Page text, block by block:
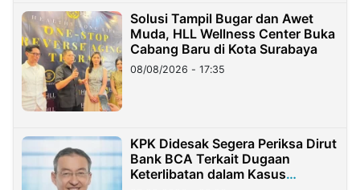
Solusi Tampil Bugar dan Awet
Muda, HLL Wellness Center Buka
Cabang Baru di Kota Surabaya
08/08/2026 - 17:35
KPK Didesak Segera Periksa Dirut
Bank BCA Terkait Dugaan
Keterlibatan dalam Kasus